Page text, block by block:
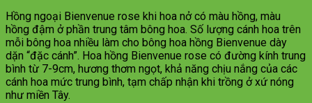
Hồng ngoại Bienvenue rose khi hoa nở có màu hồng, màu
hồng đậm ở phần trung tâm bông hoa. Số lượng cánh hoa trên
mỗi bông hoa nhiều làm cho bông hoa hồng Bienvenue dày
dặn “đặc cánh”. Hoa hồng Bienvenue rose có đường kính trung
bình từ 7-9cm, hương thơm ngọt, khả năng chịu nắng của các
cánh hoa mức trung bình, tạm chấp nhận khi trồng ở xứ nóng
như miền Tây.